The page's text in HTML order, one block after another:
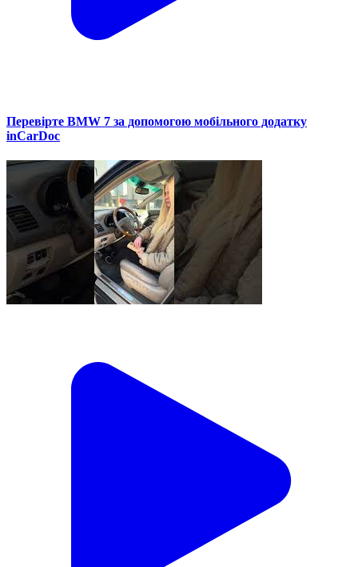
Перевірте BMW 7 за допомогою мобільного додатку
inCarDoc